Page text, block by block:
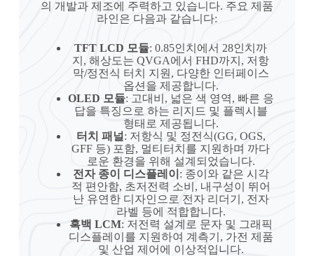
의 개발과 제조에 주력하고 있습니다. 주요 제품
라인은 다음과 같습니다:
TFT LCD 모듈: 0.85인치에서 28인치까
지, 해상도는 QVGA에서 FHD까지, 저항
막/정전식 터치 지원, 다양한 인터페이스
옵션을 제공합니다.
OLED 모듈: 고대비, 넓은 색 영역, 빠른 응
답을 특징으로 하는 리지드 및 플렉시블
형태로 제공됩니다.
터치 패널 : 저항식 및 정전식(GG, OGS,
GFF 등) 포함, 멀티터치를 지원하며 까다
로운 환경을 위해 설계되었습니다.
전자 종이 디스플레이 : 종이와 같은 시각
적 편안함, 초저전력 소비, 내구성이 뛰어
난 유연한 디자인으로 전자 리더기, 전자
라벨 등에 적합합니다.
흑백 LCM: 저전력 설계로 문자 및 그래픽
디스플레이를 지원하여 계측기, 가전 제품
및 산업 제어에 이상적입니다.